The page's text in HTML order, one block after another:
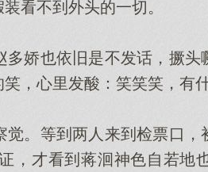
看不到外头的一切。
也依旧是不发话，撅头
，心里发酸：笑笑笑，有
。等到两人来到检票口，
，才看到蒋洄神色自若地